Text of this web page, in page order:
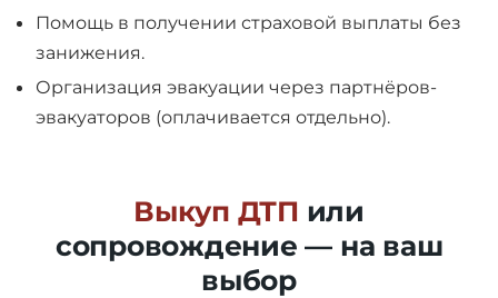
Помощь в получении страховой выплаты без
занижения.
Организация эвакуации через партнёров-
эвакуаторов (оплачивается отдельно).
Выкуп ДТП или
сопровождение — на ваш
выбор